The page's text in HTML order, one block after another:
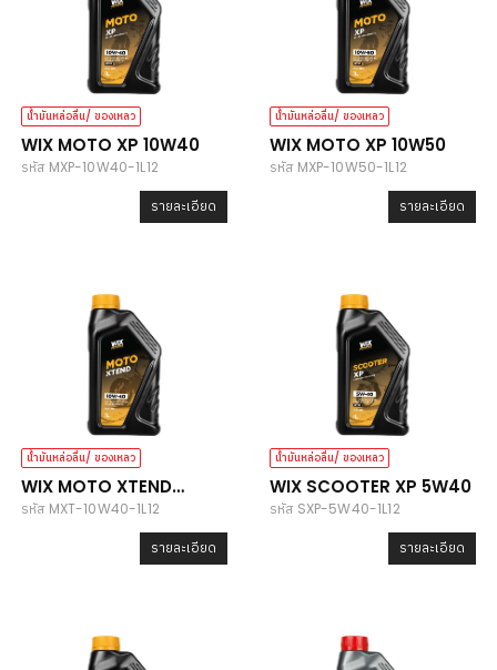
น้ำมันหล่อลื่น/ ของเหลว
WIX MOTO XP 10W40
รหัส MXP-10W40-1L12
รายละเอียด
น้ำมันหล่อลื่น/ ของเหลว
WIX MOTO XP 10W50
รหัส MXP-10W50-1L12
รายละเอียด
น้ำมันหล่อลื่น/ ของเหลว
WIX MOTO XTEND
10W40
รหัส MXT-10W40-1L12
รายละเอียด
น้ำมันหล่อลื่น/ ของเหลว
WIX SCOOTER XP 5W40
รหัส SXP-5W40-1L12
รายละเอียด